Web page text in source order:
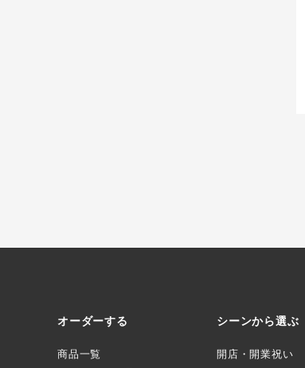
オーダーする
商品一覧
シーンから選ぶ
開店・開業祝い